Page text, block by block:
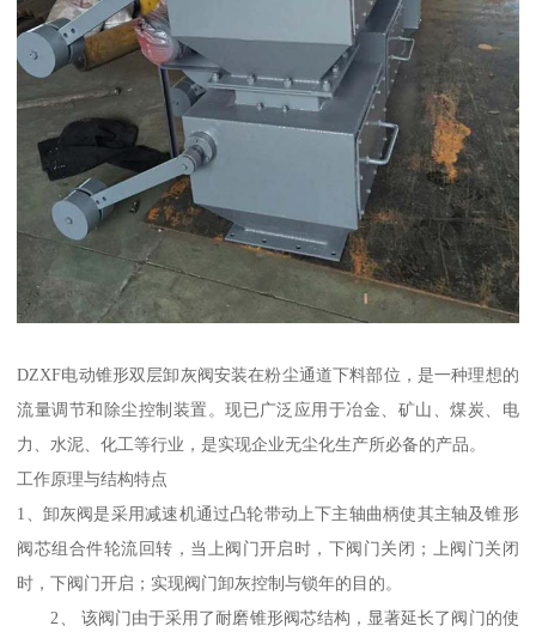
DZXF电动锥形双层卸灰阀安装在粉尘通道下料部位，是一种理想的
流量调节和除尘控制装置。现已广泛应用于冶金、矿山、煤炭、电
力、水泥、化工等行业，是实现企业无尘化生产所必备的产品。
工作原理与结构特点
1、卸灰阀是采用减速机通过凸轮带动上下主轴曲柄使其主轴及锥形
阀芯组合件轮流回转，当上阀门开启时，下阀门关闭；上阀门关闭
时，下阀门开启；实现阀门卸灰控制与锁年的目的。
2、 该阀门由于采用了耐磨锥形阀芯结构，显著延长了阀门的使